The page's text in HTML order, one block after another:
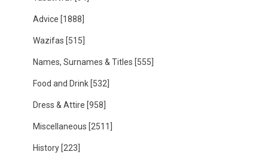
Advice [1888]
Wazifas [515]
Names, Surnames & Titles [555]
Food and Drink [532]
Dress & Attire [958]
Miscellaneous [2511]
History [223]